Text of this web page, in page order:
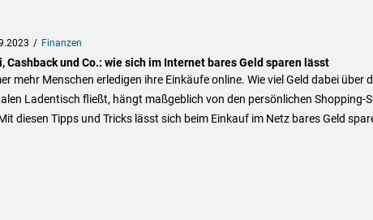
Finanzen
Cashback und Co.: wie sich im Internet bares Geld sparen lässt
mehr Menschen erledigen ihre Einkäufe online. Wie viel Geld dabei über
Ladentisch fließt, hängt maßgeblich von den persönlichen Shopping-
diesen Tipps und Tricks lässt sich beim Einkauf im Netz bares Geld